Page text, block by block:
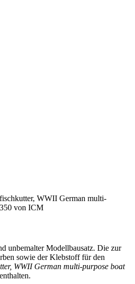
WWII German multi-
von ICM
unbemalter Modellbausatz. Die zur
sowie der Klebstoff für den
WWII German multi-purpose boat